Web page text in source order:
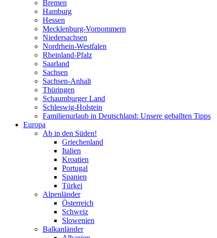
Bremen
Hamburg
Hessen
Mecklenburg-Vorpommern
Niedersachsen
Nordrhein-Westfalen
Rheinland-Pfalz
Saarland
Sachsen
Sachsen-Anhalt
Thüringen
Schaumburger Land
Schleswig-Holstein
Familienurlaub in Deutschland: Unsere geballten Tipps
Europa
Ab in den Süden!
Griechenland
Italien
Kroatien
Portugal
Spanien
Türkei
Alpenländer
Österreich
Schweiz
Slowenien
Balkanländer